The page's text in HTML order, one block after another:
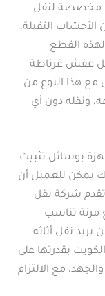
مخصصة لنقل
الأخشاب الثقيلة،
لهذه القطع
عفش غرناطة
هذا النوع من
ونقله دون أي
بوسائل تثبيت
يمكن للعميل أن
تقدم شركة نقل
تناسب
يريد نقل أثاثه
بقدرتها على
مع الالتزام